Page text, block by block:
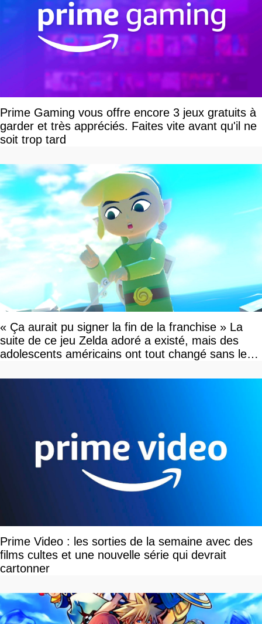
Prime Gaming vous offre encore 3 jeux gratuits à
garder et très appréciés. Faites vite avant qu'il ne
soit trop tard
« Ça aurait pu signer la fin de la franchise » La
suite de ce jeu Zelda adoré a existé, mais des
adolescents américains ont tout changé sans le
Prime Video : les sorties de la semaine avec des
films cultes et une nouvelle série qui devrait
cartonner